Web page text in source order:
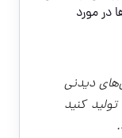
در مورد
دیدنی
کنید